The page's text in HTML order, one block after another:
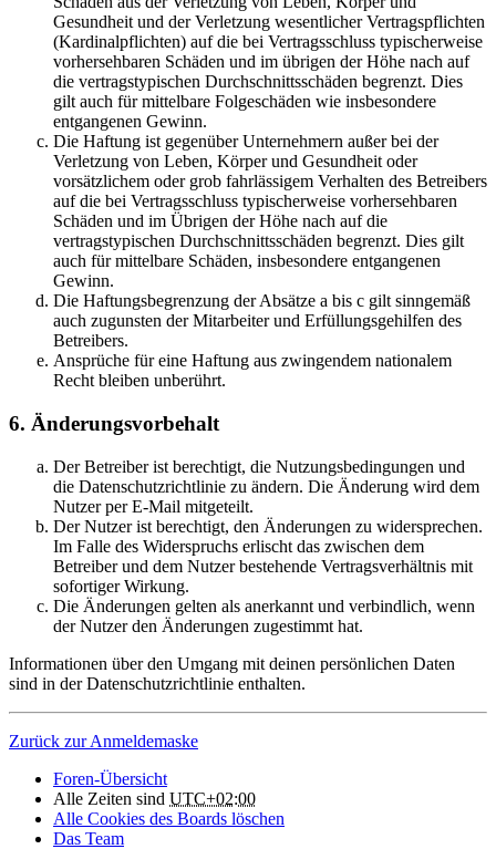
Gesundheit und der Verletzung wesentlicher Vertragspflichten
(Kardinalpflichten) auf die bei Vertragsschluss typischerweise
vorhersehbaren Schäden und im übrigen der Höhe nach auf
die vertragstypischen Durchschnittsschäden begrenzt. Dies
gilt auch für mittelbare Folgeschäden wie insbesondere
entgangenen Gewinn.
Die Haftung ist gegenüber Unternehmern außer bei der
Verletzung von Leben, Körper und Gesundheit oder
vorsätzlichem oder grob fahrlässigem Verhalten des Betreibers
auf die bei Vertragsschluss typischerweise vorhersehbaren
Schäden und im Übrigen der Höhe nach auf die
vertragstypischen Durchschnittsschäden begrenzt. Dies gilt
auch für mittelbare Schäden, insbesondere entgangenen
Gewinn.
Die Haftungsbegrenzung der Absätze a bis c gilt sinngemäß
auch zugunsten der Mitarbeiter und Erfüllungsgehilfen des
Betreibers.
Ansprüche für eine Haftung aus zwingendem nationalem
Recht bleiben unberührt.
6. Änderungsvorbehalt
Der Betreiber ist berechtigt, die Nutzungsbedingungen und
die Datenschutzrichtlinie zu ändern. Die Änderung wird dem
Nutzer per E-Mail mitgeteilt.
Der Nutzer ist berechtigt, den Änderungen zu widersprechen.
Im Falle des Widerspruchs erlischt das zwischen dem
Betreiber und dem Nutzer bestehende Vertragsverhältnis mit
sofortiger Wirkung.
Die Änderungen gelten als anerkannt und verbindlich, wenn
der Nutzer den Änderungen zugestimmt hat.
Informationen über den Umgang mit deinen persönlichen Daten
sind in der Datenschutzrichtlinie enthalten.
Zurück zur Anmeldemaske
Foren-Übersicht
Alle Zeiten sind UTC+02:00
Alle Cookies des Boards löschen
Das Team